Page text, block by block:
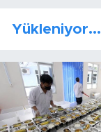
Yükleniyor...